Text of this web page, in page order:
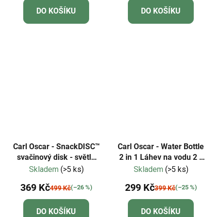
DO KOŠÍKU DO KOŠÍKU
Carl Oscar - SnackDISC™
svačinový disk - světle
modrý
Skladem (>5 ks)
369 Kč499 Kč(–26 %)
DO KOŠÍKU
Carl Oscar - Water Bottle
2 in 1 Láhev na vodu 2 v
1 - fialová
Skladem (>5 ks)
299 Kč399 Kč(–25 %)
DO KOŠÍKU